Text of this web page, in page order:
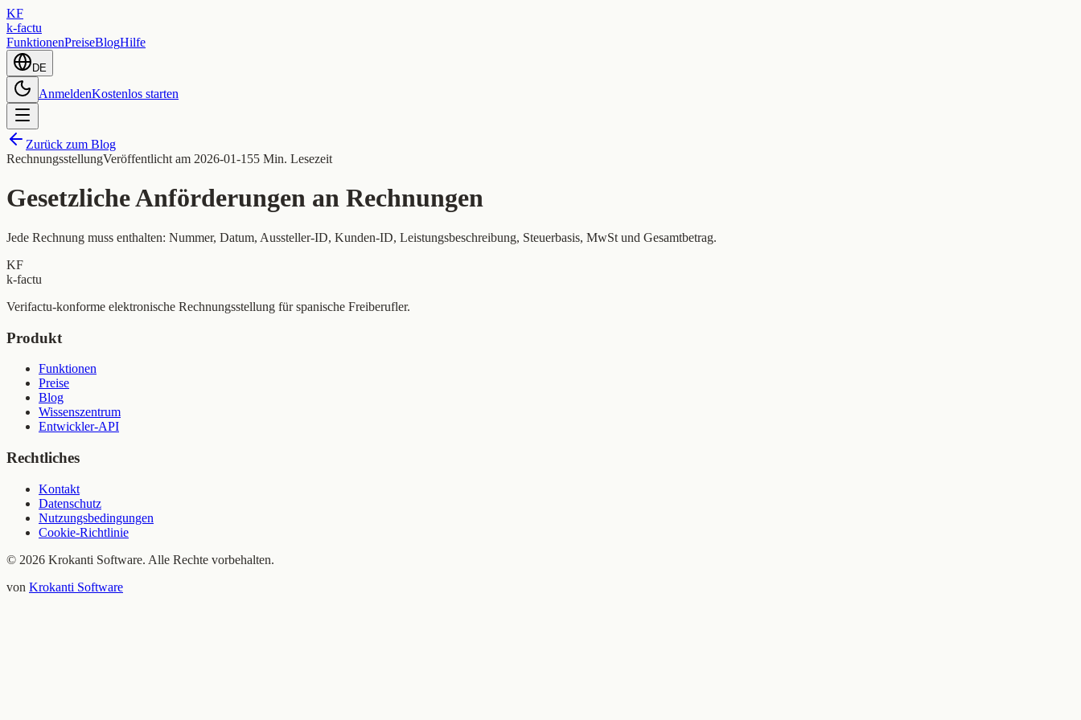
KF
k-factu
FunktionenPreiseBlogHilfe
DE
AnmeldenKostenlos starten
Zurück zum Blog
RechnungsstellungVeröffentlicht am 2026-01-155 Min. Lesezeit
Gesetzliche Anförderungen an Rechnungen
Jede Rechnung muss enthalten: Nummer, Datum, Aussteller-ID, Kunden-ID, Leistungsbeschreibung, Steuerbasis, MwSt und Gesamtbetrag.
KF
k-factu
Verifactu-konforme elektronische Rechnungsstellung für spanische Freiberufler.
Produkt
Funktionen
Preise
Blog
Wissenszentrum
Entwickler-API
Rechtliches
Kontakt
Datenschutz
Nutzungsbedingungen
Cookie-Richtlinie
© 2026 Krokanti Software. Alle Rechte vorbehalten.
von Krokanti Software